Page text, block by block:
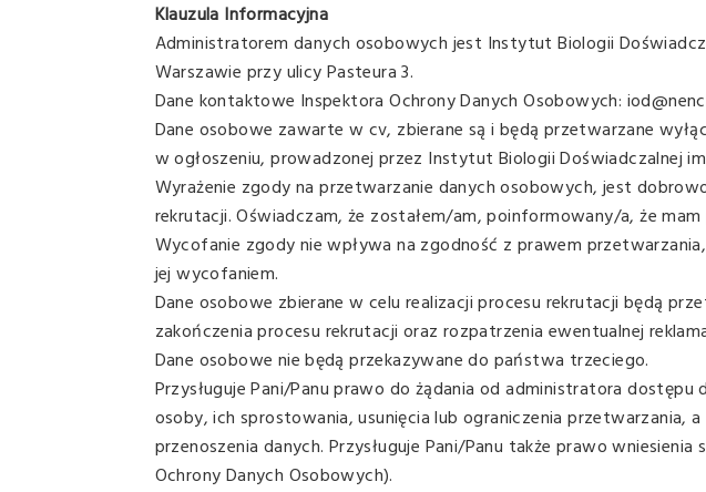
Klauzula Informacyjna
Administratorem danych osobowych jest Instytut Biologii
Warszawie przy ulicy Pasteura 3.
Dane kontaktowe Inspektora Ochrony Danych Osobowych:
Dane osobowe zawarte w cv, zbierane są i będą przetwarzane
w ogłoszeniu, prowadzonej przez Instytut Biologii Doświadczalnej
Wyrażenie zgody na przetwarzanie danych osobowych, jest
rekrutacji. Oświadczam, że zostałem/am, poinformowany/a, że
Wycofanie zgody nie wpływa na zgodność z prawem
jej wycofaniem.
Dane osobowe zbierane w celu realizacji procesu rekrutacji będą
zakończenia procesu rekrutacji oraz rozpatrzenia ewentualnej
Dane osobowe nie będą przekazywane do państwa trzeciego.
Przysługuje Pani/Panu prawo do żądania od administratora
osoby, ich sprostowania, usunięcia lub ograniczenia przetwarzania,
przenoszenia danych. Przysługuje Pani/Panu także prawo
Ochrony Danych Osobowych).